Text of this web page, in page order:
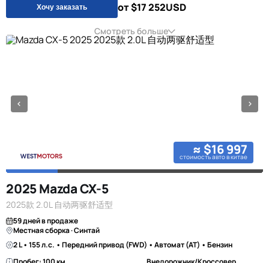
Хочу заказать от $17 252USD
Смотреть больше
≈ $16 997
стоимость авто в китае
2025 Mazda CX-5
2025款 2.0L 自动两驱舒适型
59 дней в продаже
Местная сборка · Синтай
2 L • 155 л.с. • Передний привод (FWD) • Автомат (AT) • Бензин